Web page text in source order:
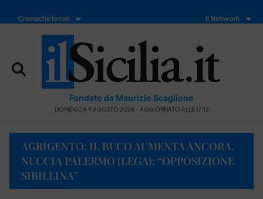
Cronache locali Il Network
Fondato da Maurizio Scaglione
DOMENICA 9 AGOSTO 2026 - AGGIORNATO ALLE 17:12
AGRIGENTO: IL BUCO AUMENTA ANCORA.
NUCCIA PALERMO (LEGA): “OPPOSIZIONE
SIBILLINA”